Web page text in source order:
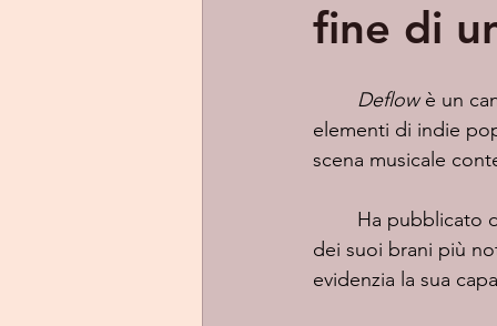
fine di
Deflow è un
elementi di indie
scena musicale
dei suoi brani più
evidenzia la sua